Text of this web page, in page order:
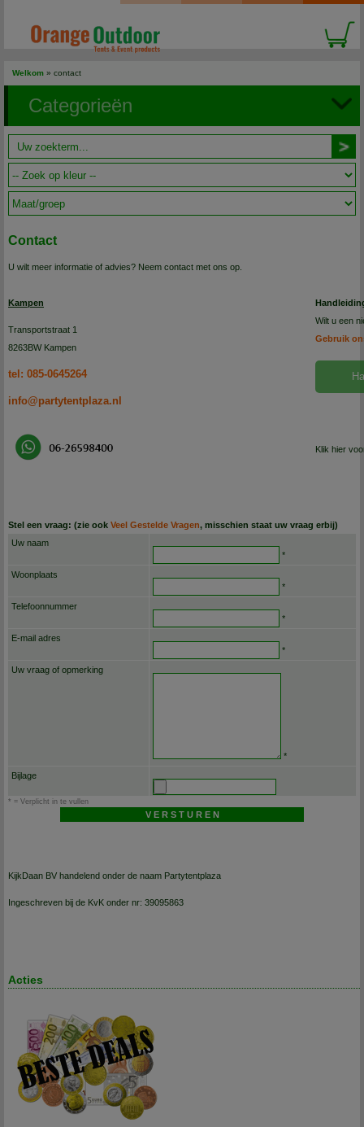
Welkom » contact
Categorieën
Contact
U wilt meer informatie of advies? Neem contact met ons op.
Kampen
Transportstraat 1
8263BW Kampen
tel: 085-0645264
info@partytentplaza.nl
Wilt u een
Gebruik
Klik hier
Stel een vraag: (zie ook Veel Gestelde Vragen, misschien staat uw vraag erbij)
Uw naam
*
Woonplaats
*
Telefoonnummer
*
E-mail adres
*
Uw vraag of opmerking
*
Bijlage
* = Verplicht in te vullen
KijkDaan BV handelend onder de naam Partytentplaza
Ingeschreven bij de KvK onder nr: 39095863
Acties